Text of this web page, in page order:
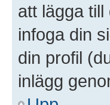
att lägga
infoga din
din profil
inlägg